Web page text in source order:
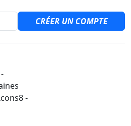
CRÉER UN COMPTE
-